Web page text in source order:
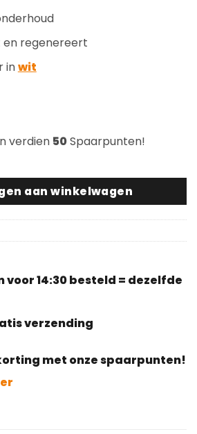
en regenereert
inwit
verdien 50Spaarpunten!
Naturel aantal
aan winkelwagen
voor 14:30 besteld = dezelfde
verzending
met onze spaarpunten!